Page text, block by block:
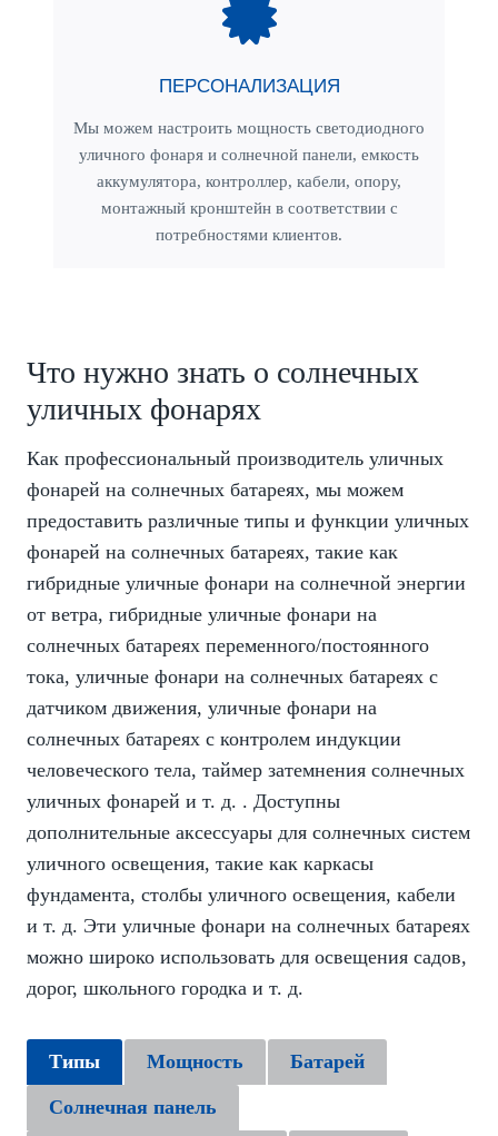
ПЕРСОНАЛИЗАЦИЯ
Мы можем настроить мощность светодиодного
уличного фонаря и солнечной панели, емкость
аккумулятора, контроллер, кабели, опору,
монтажный кронштейн в соответствии с
потребностями клиентов.
Что нужно знать о солнечных
уличных фонарях
Как профессиональный производитель уличных
фонарей на солнечных батареях, мы можем
предоставить различные типы и функции уличных
фонарей на солнечных батареях, такие как
гибридные уличные фонари на солнечной энергии
от ветра, гибридные уличные фонари на
солнечных батареях переменного/постоянного
тока, уличные фонари на солнечных батареях с
датчиком движения, уличные фонари на
солнечных батареях с контролем индукции
человеческого тела, таймер затемнения солнечных
уличных фонарей и т. д. . Доступны
дополнительные аксессуары для солнечных систем
уличного освещения, такие как каркасы
фундамента, столбы уличного освещения, кабели
и т. д. Эти уличные фонари на солнечных батареях
можно широко использовать для освещения садов,
дорог, школьного городка и т. д.
Типы Мощность Батарей
Солнечная панель